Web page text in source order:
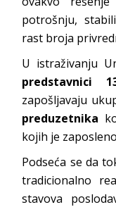
potrošnju,
rast broja
U istraživanju
predstavnici
zapošljavaju
preduzetnika
kojih je
Podseća se da
tradicionalno
stavova